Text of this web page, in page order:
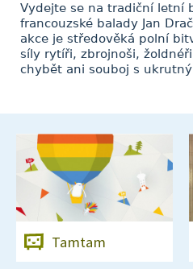
Vydejte se na tradiční letní
francouzské balady Jan
akce je středověká polní
síly rytíři, zbrojnoši,
chybět ani souboj s
Tamtam